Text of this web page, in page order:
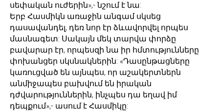
սեփական ուժերին»,- նշում է նա:
Երբ Հասմիկն առաջին անգամ սկսեց
դասավանդել, դեռ նոր էր ձևավորվել որպես
մասնագետ: Սակայն մեկ տարվա փորձը
բավարար էր, որպեսզի նա իր հմտությունները
փոխանցեր սկսնակներին: «Դասընթացները
կառուցված են այնպես, որ աշակերտներն
անմիջապես բախվում են իրական
դժվարություններին, ինչպես դա եղավ իմ
դեպքում»,- ասում է Հասմիկը: